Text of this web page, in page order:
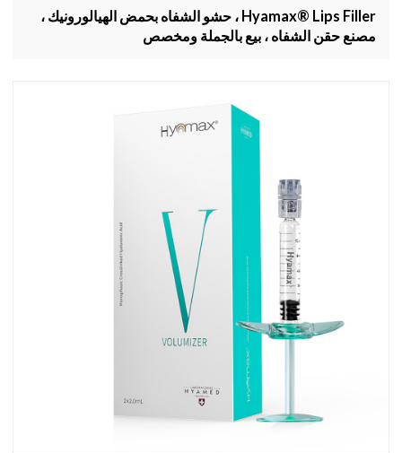
Hyamax® Lips Filler ، حشو الشفاه بحمض الهيالورونيك ،
مصنع حقن الشفاه ، بيع بالجملة ومخصص